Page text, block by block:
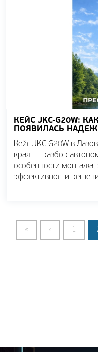
КЕЙС JKC-G20W:
ПОЯВИЛАСЬ
Кейс JKC-G20W в
края — разбор
особенности монтажа,
эффективности
« ‹ 1